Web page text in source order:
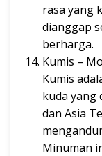
rasa yang
dianggap
berharga.
Kumis –
Kumis
kuda yang
dan Asia
Minuman